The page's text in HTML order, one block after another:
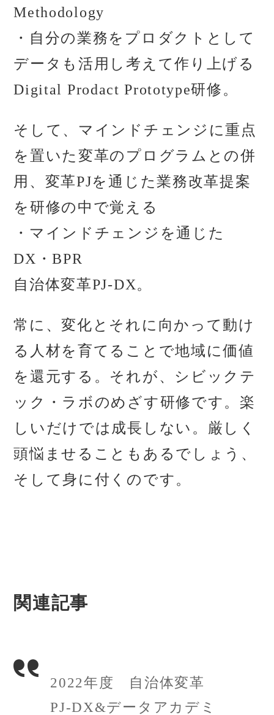
Methodology
・自分の業務をプロダクトとして
データも活用し考えて作り上げる
Digital Prodact Prototype研修。
そして、マインドチェンジに重点
を置いた変革のプログラムとの併
用、変革PJを通じた業務改革提案
を研修の中で覚える
・マインドチェンジを通じた
DX・BPR
自治体変革PJ-DX。
常に、変化とそれに向かって動け
る人材を育てることで地域に価値
を還元する。それが、シビックテ
ック・ラボのめざす研修です。楽
しいだけでは成長しない。厳しく
頭悩ませることもあるでしょう、
そして身に付くのです。
関連記事
2022年度 自治体変革
PJ-DX&データアカデミ